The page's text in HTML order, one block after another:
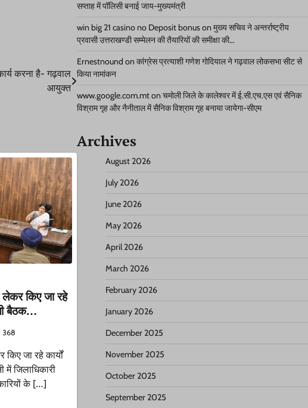
करना है- गढ़वाल
आयुक्त
लेकर किए जा रहे
बैठक…
368
किए जा रहे कार्यों
में जिलाधिकारी
के […]
सप्ताह में पॉलिसी बनाई जाय-मुख्यमंत्री
win big 21 casino no Deposit bonusonमुख्य सचिव ने अन्तर्राष्ट्रीय
प्रवासी उत्तराखण्डी सम्मेलन की तैयारियों की समीक्षा की…
Ernestnound onकांग्रेस प्रत्याशी गणेश गोदियाल ने गढ़वाल लोकसभा सीट से
किया नामांकन
www.google.com.mtonचमोली जिले के कालेश्वर में ई.सी.एच.एस एवं सैनिक
विश्राम गृह और नैनीताल में सैनिक विश्राम गृह बनाया जायेगा-सीएम
Archives
August 2026
July 2026
June 2026
May 2026
April 2026
March 2026
February 2026
January 2026
December 2025
November 2025
October 2025
September 2025